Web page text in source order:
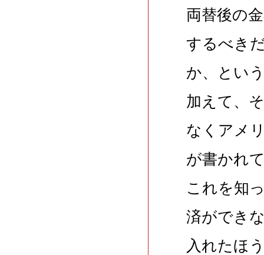
両替後の
するべき
か、とい
加えて、
なくアメ
が書かれ
これを知
済ができ
入れたほ